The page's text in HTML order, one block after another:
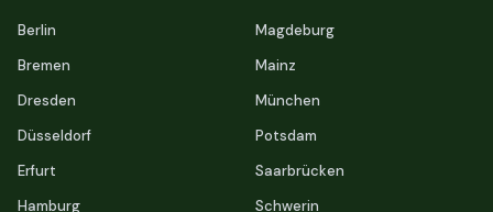
Berlin
Bremen
Dresden
Düsseldorf
Erfurt
Hamburg
Magdeburg
Mainz
München
Potsdam
Saarbrücken
Schwerin